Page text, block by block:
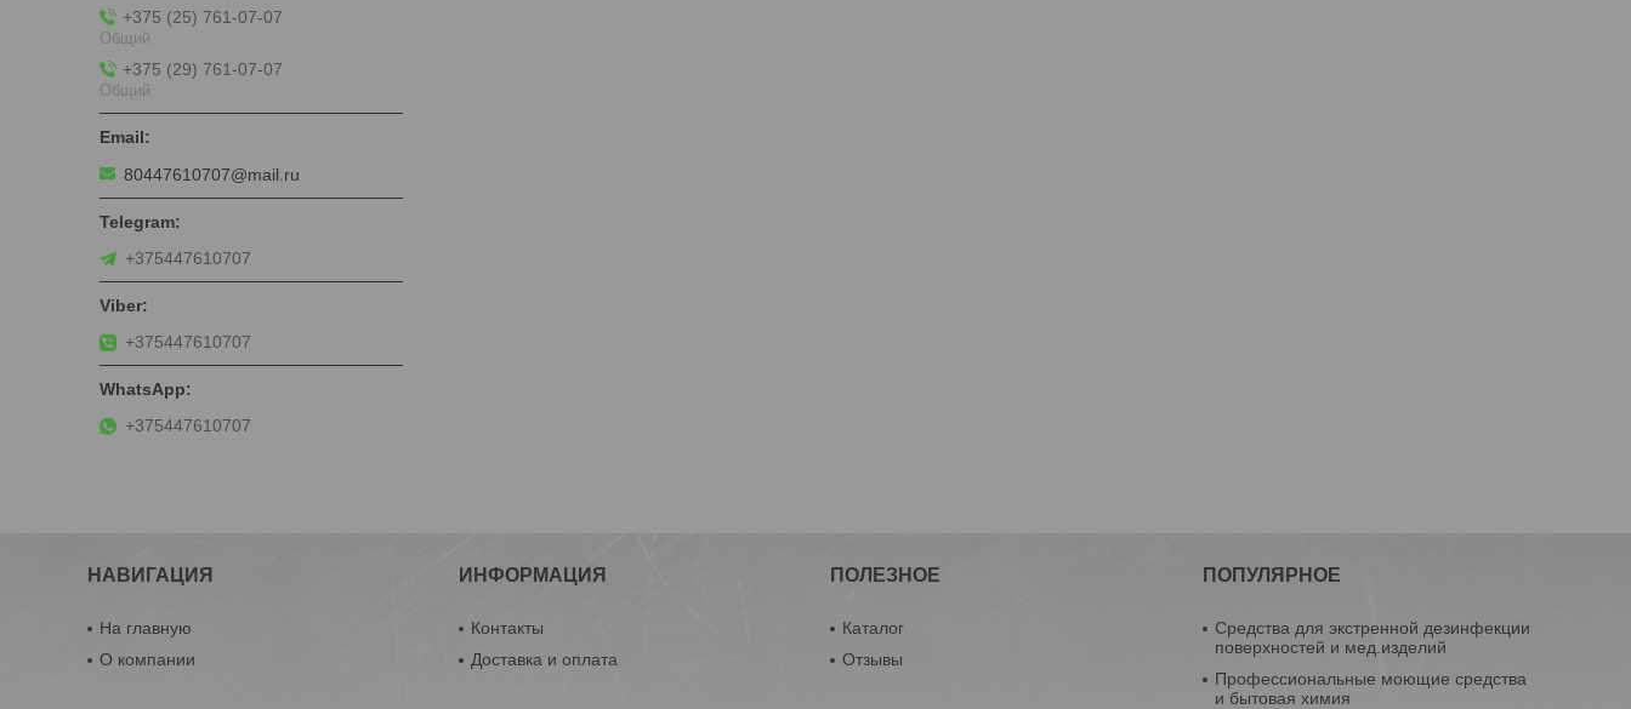
+375 (25) 761-07-07
Общий
+375 (29) 761-07-07
Общий
80447610707@mail.ru
+375447610707
+375447610707
+375447610707
НАВИГАЦИЯ
На главную
О компании
ИНФОРМАЦИЯ
Контакты
Доставка и оплата
ПОЛЕЗНОЕ
Каталог
Отзывы
ПОПУЛЯРНОЕ
Средства для экстренной дезинфекции
поверхностей и мед.изделий
Профессиональные моющие средства
и бытовая химия